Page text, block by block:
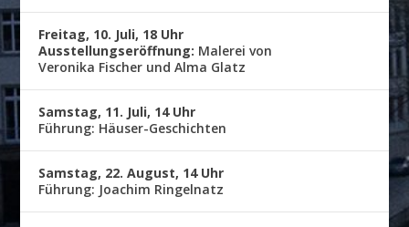
Freitag, 10. Juli, 18 Uhr
Ausstellungseröffnung: Malerei von
Veronika Fischer und Alma Glatz
Samstag, 11. Juli, 14 Uhr
Führung: Häuser-Geschichten
Samstag, 22. August, 14 Uhr
Führung: Joachim Ringelnatz